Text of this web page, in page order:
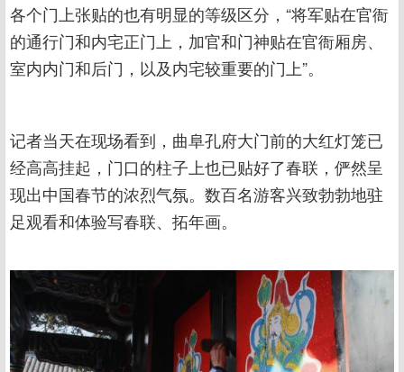
各个门上张贴的也有明显的等级区分，“将军贴在官衙
的通行门和内宅正门上，加官和门神贴在官衙厢房、
室内内门和后门，以及内宅较重要的门上”。
记者当天在现场看到，曲阜孔府大门前的大红灯笼已
经高高挂起，门口的柱子上也已贴好了春联，俨然呈
现出中国春节的浓烈气氛。数百名游客兴致勃勃地驻
足观看和体验写春联、拓年画。